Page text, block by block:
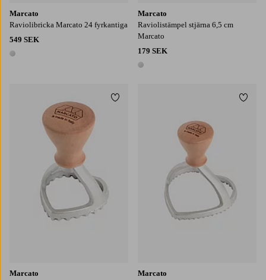
Marcato
Raviolibricka Marcato 24 fyrkantiga
549 SEK
1 färg
Marcato
Raviolistämpel stjärna 6,5 cm
Marcato
179 SEK
1 färg
Marcato
Lägg till i favoriter
Marcato